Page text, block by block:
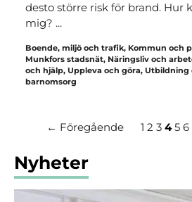
desto större risk för brand. Hur
mig? ...
Boende, miljö och trafik, Kommun och
Munkfors stadsnät, Näringsliv och
och hjälp, Uppleva och göra, Utbildning
barnomsorg
← Föregående 1 2 3 4 5 6
Nyheter